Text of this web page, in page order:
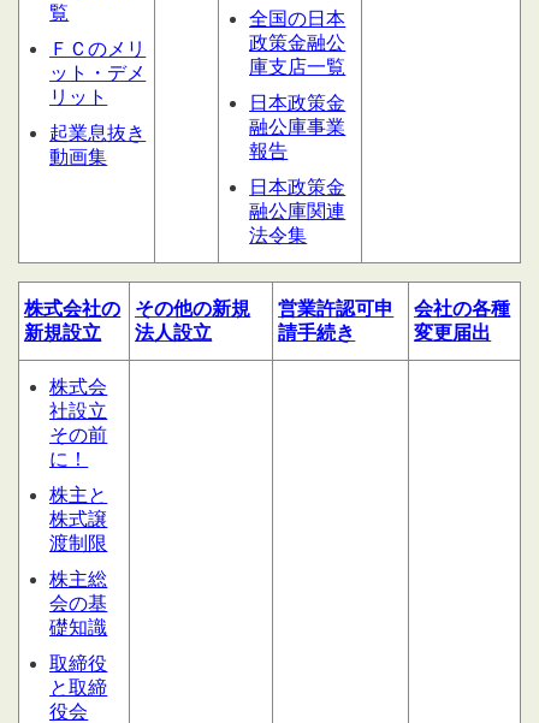
覧
ＦＣのメリ
ット・デメ
リット
起業息抜き
動画集
全国の日本
政策金融公
庫支店一覧
日本政策金
融公庫事業
報告
日本政策金
融公庫関連
法令集
株式会社の
新規設立
その他の新規
法人設立
営業許認可申
請手続き
会社の各種
変更届出
株式会
社設立
その前
に！
株主と
株式譲
渡制限
株主総
会の基
礎知識
取締役
と取締
役会